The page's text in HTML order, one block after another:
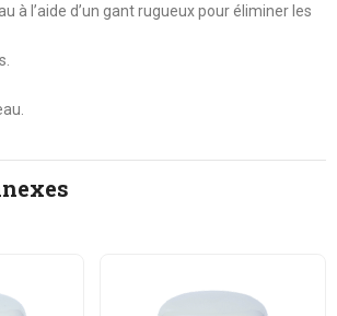
à l’aide d’un gant rugueux pour éliminer les